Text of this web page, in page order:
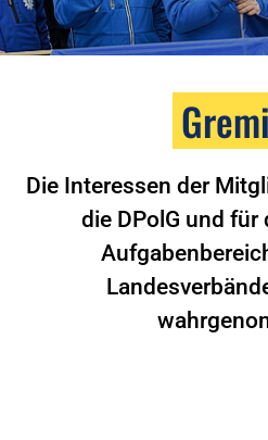
Die Interessen der
die DPolG und für